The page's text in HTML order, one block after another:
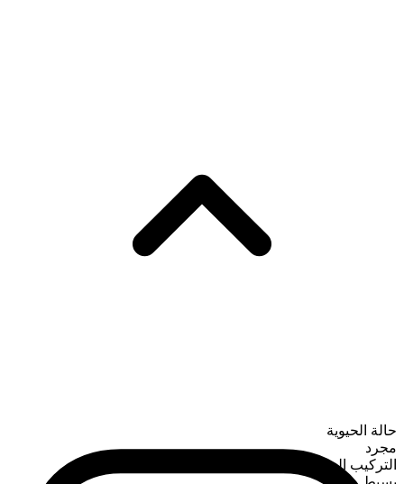
حالة الحيوية
مجرد
التركيب الصرفي